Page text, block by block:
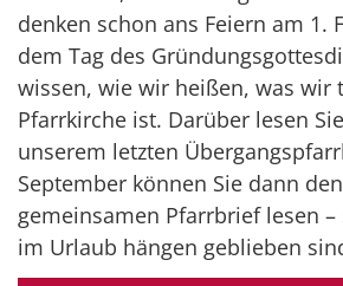
denken schon ans Feiern am 1.
dem Tag des
wissen, wie wir heißen, was wir
Pfarrkirche ist. Darüber lesen
unserem letzten
September können Sie dann
gemeinsamen Pfarrbrief lesen
im Urlaub hängen geblieben